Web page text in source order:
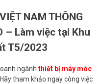
NAM THÔNG
– Làm việc tại Khu
T5/2023
ngành thiết bị máy móc
tham khảo ngay công việc